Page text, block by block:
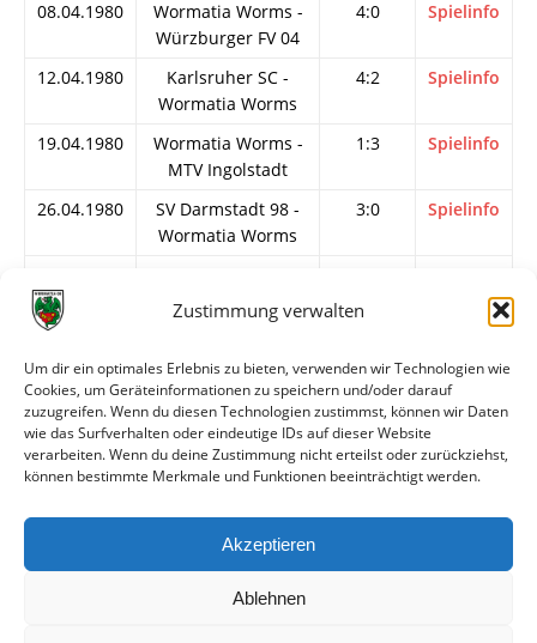
Zustimmung verwalten
Um dir ein optimales Erlebnis zu bieten, verwenden wir Technologien wie
Cookies, um Geräteinformationen zu speichern und/oder darauf
zuzugreifen. Wenn du diesen Technologien zustimmst, können wir Daten
wie das Surfverhalten oder eindeutige IDs auf dieser Website
verarbeiten. Wenn du deine Zustimmung nicht erteilst oder zurückziehst,
können bestimmte Merkmale und Funktionen beeinträchtigt werden.
Akzeptieren
Ablehnen
08.04.1980
Wormatia Worms -
Würzburger FV 04
4:0 Spielinfo
12.04.1980
Karlsruher SC -
Wormatia Worms
4:2 Spielinfo
19.04.1980
Wormatia Worms -
MTV Ingolstadt
1:3 Spielinfo
26.04.1980
SV Darmstadt 98 -
Wormatia Worms
3:0 Spielinfo
FSV Frankfurt
Wormatia Worms
15.05.1980
Wormatia Worms -
1.FC Saarbrücken
1:0 Spielinfo
18.05.1980
Freiburger FC -
2:2 Spielinfo
VfR Bürstadt -